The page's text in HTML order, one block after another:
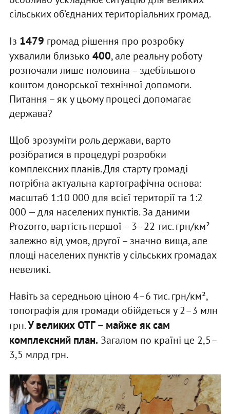
сільських об’єднаних територіальних громад.
Із 1479 громад рішення про розробку
ухвалили близько 400, але реальну роботу
розпочали лише половина – здебільшого
коштом донорської технічної допомоги.
Питання – як у цьому процесі допомагає
держава?
Щоб зрозуміти роль держави, варто
розібратися в процедурі розробки
комплексних планів. Для старту громаді
потрібна актуальна картографічна основа:
масштаб 1:10 000 для всієї території та 1:2
000 — для населених пунктів. За даними
Prozorro, вартість першої – 3–22 тис. грн/км²
залежно від умов, другої – значно вища, але
площі населених пунктів у сільських громадах
невеликі.
Навіть за середньою ціною 4–6 тис. грн/км²,
топографія для громади обійдеться у 2–3 млн
грн.У великих ОТГ – майже як сам
комплексний план.Загалом по країні це 2,5–
3,5 млрд грн.